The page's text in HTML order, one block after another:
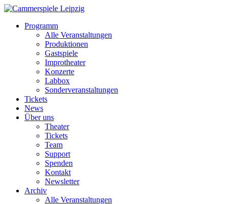
Programm
Alle Veranstaltungen
Produktionen
Gastspiele
Improtheater
Konzerte
Labbox
Sonderveranstaltungen
Tickets
News
Über uns
Theater
Tickets
Team
Support
Spenden
Kontakt
Newsletter
Archiv
Alle Veranstaltungen